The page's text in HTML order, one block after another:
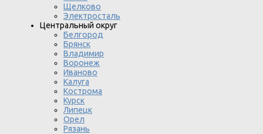
Щелково
Электросталь
Центральный округ
Белгород
Брянск
Владимир
Воронеж
Иваново
Калуга
Кострома
Курск
Липецк
Орел
Рязань